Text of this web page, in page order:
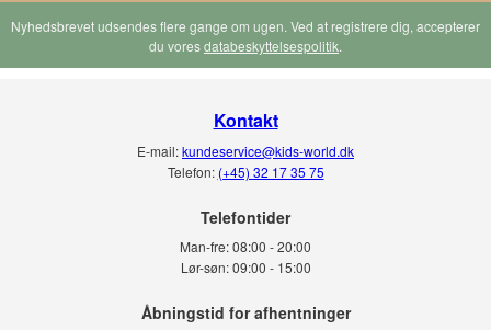
Nyhedsbrevet udsendes flere gange om ugen. Ved at registrere dig, accepterer
du voresdatabeskyttelsespolitik.
Kontakt
E-mail:kundeservice@kids-world.dk
Telefon: (+45) 32 17 35 75
Telefontider
Man-fre:08:00 - 20:00
Lør-søn: 09:00 - 15:00